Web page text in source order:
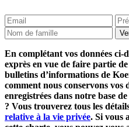
En complétant vos données ci-
exprès en vue de faire partie
bulletins d’informations de
comment nous conservons vos
enregistrées dans notre base
? Vous trouverez tous les
relative à la vie privée. Si vous